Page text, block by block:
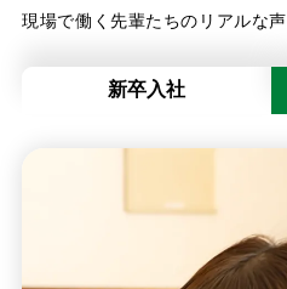
現場で働く先輩たちのリアルな声
新卒入社